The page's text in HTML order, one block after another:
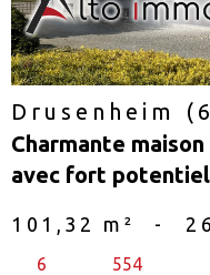
Drusenheim
Charmante
avec fort
101,32 m² -
6
554